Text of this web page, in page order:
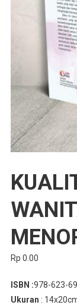
Rp 0.00
ISBN :978-623-
Ukuran :